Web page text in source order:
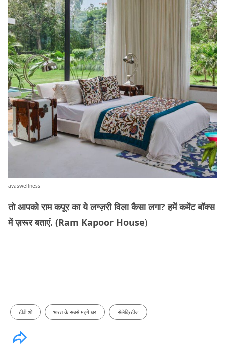
avaswellness
तो आपको राम कपूर का ये लग्ज़री विला कैसा लगा? हमें कमेंट बॉक्स
में ज़रूर बताएं. (Ram Kapoor House)
टीवी शो भारत के सबसे महंगे घर सेलेब्रिटीज